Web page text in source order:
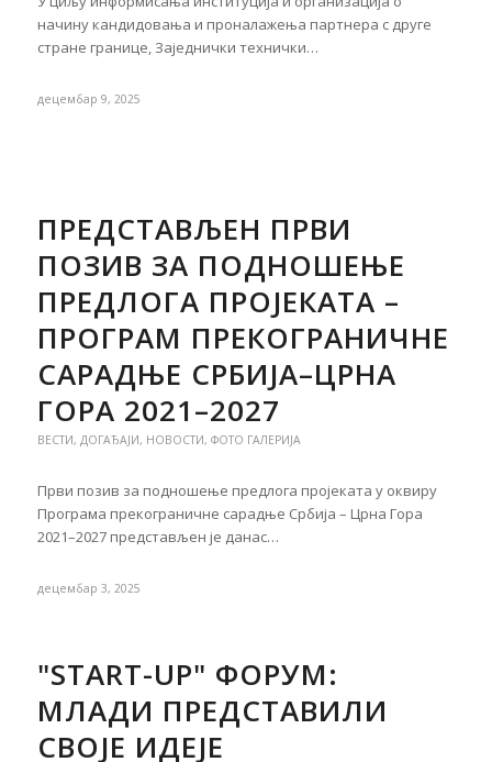
начину кандидовања и проналажења партнера с друге
стране границе, Заједнички технички…
децембар 9, 2025
ПРЕДСТАВЉЕН ПРВИ
ПОЗИВ ЗА ПОДНОШЕЊЕ
ПРЕДЛОГА ПРОЈЕКАТА –
ПРОГРАМ ПРЕКОГРАНИЧНЕ
САРАДЊЕ СРБИЈА–ЦРНА
ГОРА 2021–2027
ВЕСТИ, ДОГАЂАЈИ, НОВОСТИ, ФОТО ГАЛЕРИЈА
Први позив за подношење предлога пројеката у оквиру
Програма прекограничне сарадње Србија – Црна Гора
2021–2027 представљен је данас…
децембар 3, 2025
"START-UP" ФОРУМ:
МЛАДИ ПРЕДСТАВИЛИ
СВОЈЕ ИДЕЈЕ